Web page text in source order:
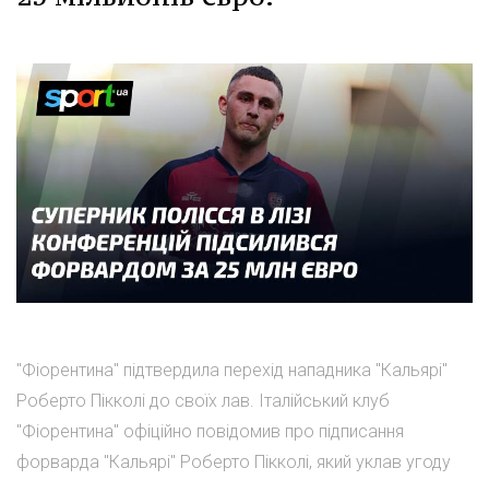
"Фіорентина" підтвердила перехід нападника "Кальярі"
Роберто Пікколі до своїх лав. Італійський клуб
"Фіорентина" офіційно повідомив про підписання
форварда "Кальярі" Роберто Пікколі, який уклав угоду